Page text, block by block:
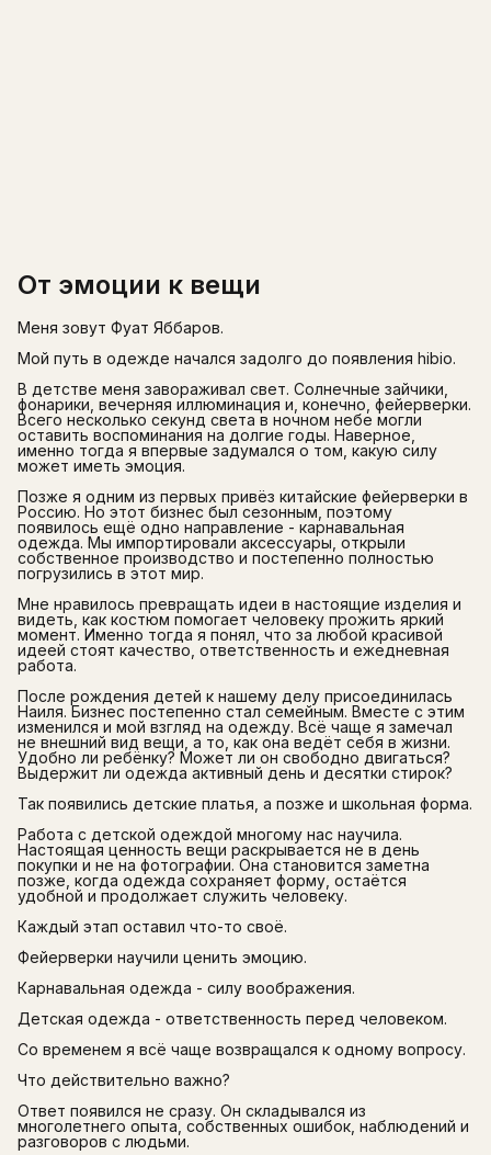
От эмоции к вещи
Меня зовут Фуат Яббаров.
Мой путь в одежде начался задолго до появления hibio.
В детстве меня завораживал свет. Солнечные зайчики,
фонарики, вечерняя иллюминация и, конечно, фейерверки.
Всего несколько секунд света в ночном небе могли
оставить воспоминания на долгие годы. Наверное,
именно тогда я впервые задумался о том, какую силу
может иметь эмоция.
Позже я одним из первых привёз китайские фейерверки в
Россию. Но этот бизнес был сезонным, поэтому
появилось ещё одно направление - карнавальная
одежда. Мы импортировали аксессуары, открыли
собственное производство и постепенно полностью
погрузились в этот мир.
Мне нравилось превращать идеи в настоящие изделия и
видеть, как костюм помогает человеку прожить яркий
момент. Именно тогда я понял, что за любой красивой
идеей стоят качество, ответственность и ежедневная
работа.
После рождения детей к нашему делу присоединилась
Наиля. Бизнес постепенно стал семейным. Вместе с этим
изменился и мой взгляд на одежду. Всё чаще я замечал
не внешний вид вещи, а то, как она ведёт себя в жизни.
Удобно ли ребёнку? Может ли он свободно двигаться?
Выдержит ли одежда активный день и десятки стирок?
Так появились детские платья, а позже и школьная форма.
Работа с детской одеждой многому нас научила.
Настоящая ценность вещи раскрывается не в день
покупки и не на фотографии. Она становится заметна
позже, когда одежда сохраняет форму, остаётся
удобной и продолжает служить человеку.
Каждый этап оставил что-то своё.
Фейерверки научили ценить эмоцию.
Карнавальная одежда - силу воображения.
Детская одежда - ответственность перед человеком.
Со временем я всё чаще возвращался к одному вопросу.
Что действительно важно?
Ответ появился не сразу. Он складывался из
многолетнего опыта, собственных ошибок, наблюдений и
разговоров с людьми.